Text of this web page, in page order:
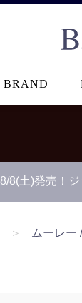
BRAND
8/8(土)発売！
＞ ムーレー